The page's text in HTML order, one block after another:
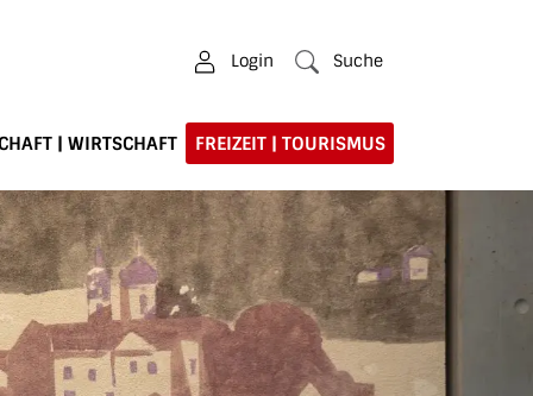
Login Suche
| WIRTSCHAFT FREIZEIT | TOURISMUS